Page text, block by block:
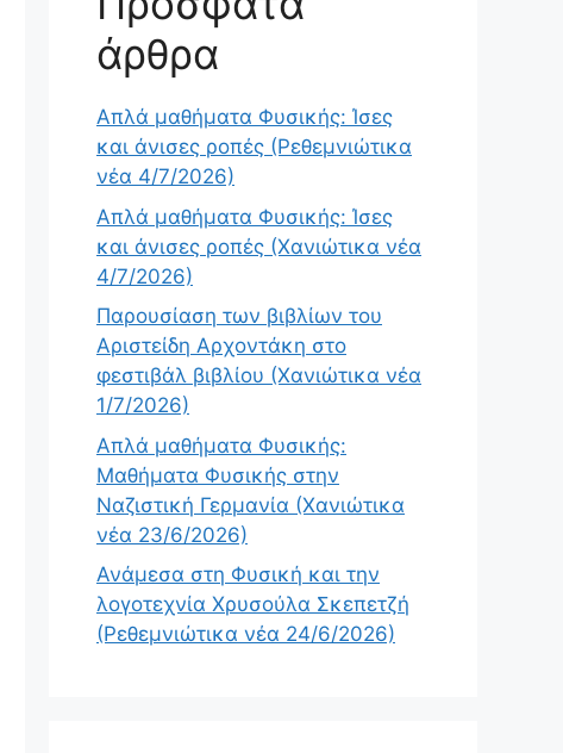
άρθρα
Απλά μαθήματα Φυσικής: Ίσες
και άνισες ροπές (Ρεθεμνιώτικα
νέα 4/7/2026)
Απλά μαθήματα Φυσικής: Ίσες
και άνισες ροπές (Χανιώτικα νέα
4/7/2026)
Παρουσίαση των βιβλίων του
Αριστείδη Αρχοντάκη στο
φεστιβάλ βιβλίου (Χανιώτικα νέα
1/7/2026)
Απλά μαθήματα Φυσικής:
Μαθήματα Φυσικής στην
Ναζιστική Γερμανία (Χανιώτικα
νέα 23/6/2026)
Ανάμεσα στη Φυσική και την
λογοτεχνία Χρυσούλα Σκεπετζή
(Ρεθεμνιώτικα νέα 24/6/2026)